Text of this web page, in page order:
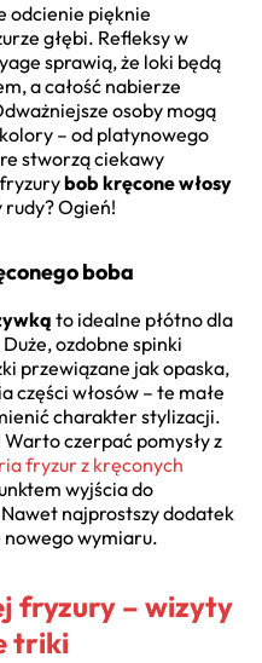
odcienie pięknie
głębi. Refleksy w
sprawią, że loki będą
a całość nabierze
osoby mogą
– od platynowego
stworzą ciekawy
bob kręcone włosy
rudy? Ogień!
boba
to idealne płótno dla
ozdobne spinki
przewiązane jak opaska,
części włosów – te małe
charakter stylizacji.
czerpać pomysły z
fryzur z kręconych
wyjścia do
najprostszy dodatek
nowego wymiaru.
fryzury – wizyty
triki